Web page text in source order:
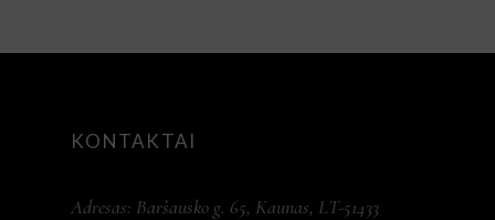
KONTAKTAI
Adresas: Baršausko g. 65, Kaunas, LT-51433